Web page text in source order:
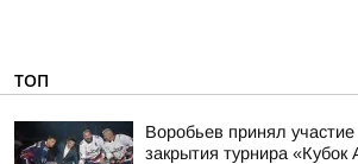
ТОП
Воробьев принял
закрытия турнира «Кубок